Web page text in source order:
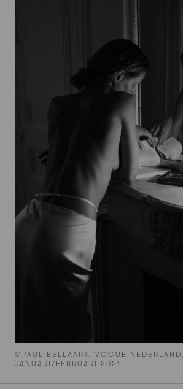
©PAUL BELLAART, VOGUE NEDERLAND,
JANUARI/FEBRUARI 2024